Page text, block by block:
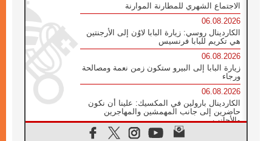
الاجتماع الشهري للمطارنة الموارنة
06.08.2026
الكاردينال روسي: زيارة البابا لاوُن إلى الأرجنتين
هي تكريم للبابا فرنسيس
06.08.2026
زيارة البابا إلى البيرو ستكون زمن نعمة ومصالحة
ورجاء
06.08.2026
الكاردينال بارولين في المكسيك: علينا أن نكون
حاضرين إلى جانب المهمشين والمهاجرين
والأجانب